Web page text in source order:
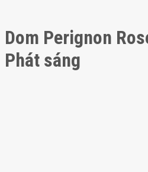
Dom Perignon
Phát sáng